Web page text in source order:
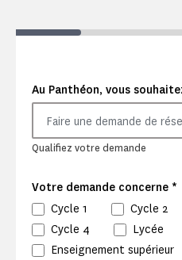
Au Panthéon, vous
Faire une demande de
Qualifiez votre demande
Votre demande concerne *
Cycle 1 Cycle 2
Cycle 4
Lycée
Enseignement supérieur